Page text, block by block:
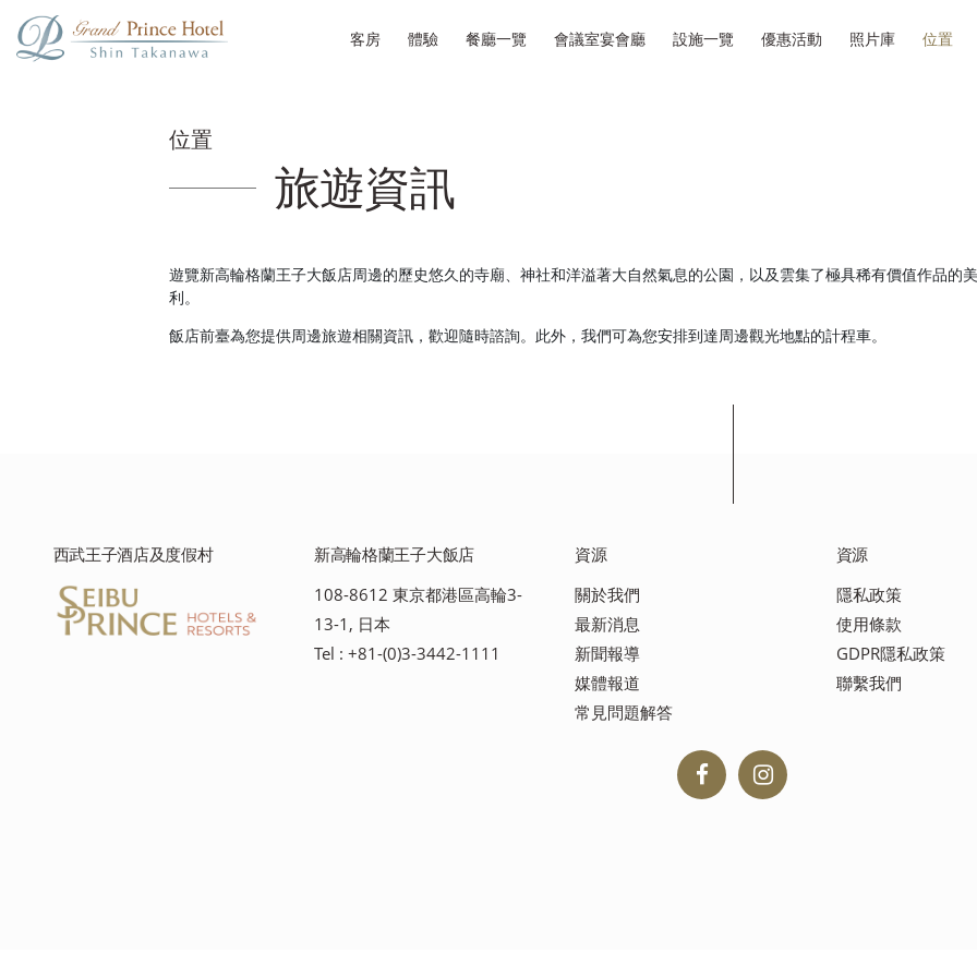
客房 體驗 餐廳一覽 會議室宴會廳 設施一覽 優惠活動 照片庫 位置
位置
旅遊資訊
遊覽新高輪格蘭王子大飯店周邊的歷史悠久的寺廟、神社和洋溢著大自然氣息的公園，以及雲集了極具稀有價值作品的
利。
飯店前臺為您提供周邊旅遊相關資訊，歡迎隨時諮詢。此外，我們可為您安排到達周邊觀光地點的計程車。
西武王子酒店及度假村
新高輪格蘭王子大飯店
108-8612 東京都港區高輪3-
13-1, 日本
Tel : +81-(0)3-3442-1111
資源
關於我們
最新消息
新聞報導
媒體報道
常見問題解答
資源
隱私政策
使用條款
GDPR隱私政策
聯繫我們